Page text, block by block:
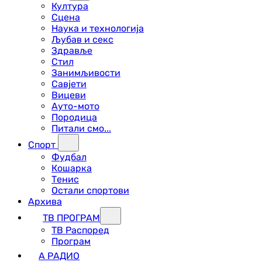
Култура
Сцена
Наука и технологија
Љубав и секс
Здравље
Стил
Занимљивости
Савјети
Вицеви
Ауто-мото
Породица
Питали смо...
Спорт
Фудбал
Кошарка
Тенис
Остали спортови
Архива
ТВ ПРОГРАМ
ТВ Распоред
Програм
А РАДИО